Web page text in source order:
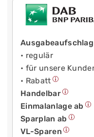
Ausgabeaufschlag
• regulär
• für unsere
• Rabatt
Handelbar
Einmalanlage ab
Sparplan ab
VL-Sparen